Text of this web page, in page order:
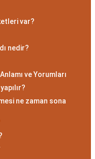
bir karaktere
ve
Akrep burcu
tutkulu
var?
nedir?
ve Yorumları
ne zaman sona